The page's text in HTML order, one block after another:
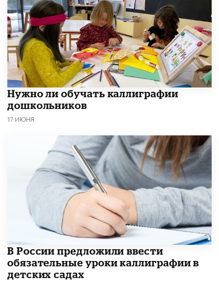
Нужно ли обучать каллиграфии
дошкольников
17 ИЮНЯ
В России предложили ввести
обязательные уроки каллиграфии в
детских садах